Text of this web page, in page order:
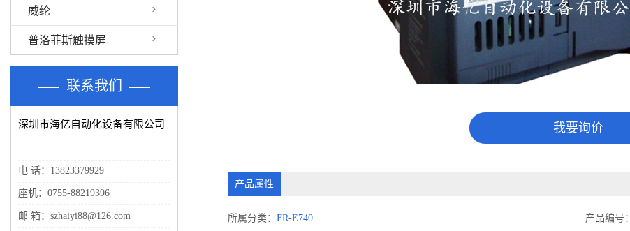
威纶
普洛菲斯触摸屏
联系我们
深圳市海亿自动化设备有限公司
电 话：13823379929
座机：0755-88219396
邮 箱：szhaiyi88@126.com
我要询价
产品属性
所属分类：FR-E740 产品编号：